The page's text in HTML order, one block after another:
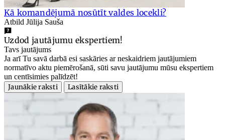
Kā komandējumā nosūtīt valdes locekli?
Atbild Jūlija Sauša
Uzdod jautājumu ekspertiem!
Tavs jautājums
Ja arī Tu savā darbā esi saskāries ar neskaidriem jautājumiem
normatīvo aktu piemērošanā, sūti savu jautājumu mūsu ekspertiem
un centīsimies palīdzēt!
Jaunākie raksti
Lasītākie raksti